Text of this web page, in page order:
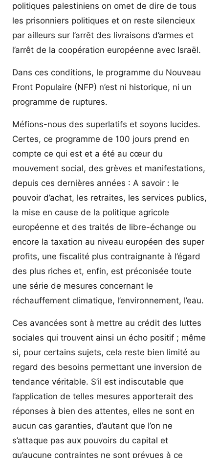
politiques palestiniens on omet de dire de tous
les prisonniers politiques et on reste silencieux
par ailleurs sur l’arrêt des livraisons d’armes et
l’arrêt de la coopération européenne avec Israël.
Dans ces conditions, le programme du Nouveau
Front Populaire (NFP) n’est ni historique, ni un
programme de ruptures.
Méfions-nous des superlatifs et soyons lucides.
Certes, ce programme de 100 jours prend en
compte ce qui est et a été au cœur du
mouvement social, des grèves et manifestations,
depuis ces dernières années : A savoir : le
pouvoir d’achat, les retraites, les services publics,
la mise en cause de la politique agricole
européenne et des traités de libre-échange ou
encore la taxation au niveau européen des super
profits, une fiscalité plus contraignante à l’égard
des plus riches et, enfin, est préconisée toute
une série de mesures concernant le
réchauffement climatique, l’environnement, l’eau.
Ces avancées sont à mettre au crédit des luttes
sociales qui trouvent ainsi un écho positif ; même
si, pour certains sujets, cela reste bien limité au
regard des besoins permettant une inversion de
tendance véritable. S’il est indiscutable que
l’application de telles mesures apporterait des
réponses à bien des attentes, elles ne sont en
aucun cas garanties, d’autant que l’on ne
s’attaque pas aux pouvoirs du capital et
qu’aucune contraintes ne sont prévues à ce